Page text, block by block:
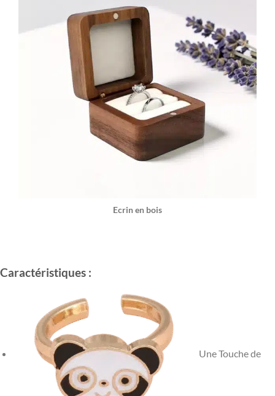
Ecrin en bois
Caractéristiques :
Une Touche de